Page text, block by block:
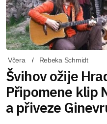
Včera Rebeka Schmidt
Švihov ožije
Připomene klip
a přiveze